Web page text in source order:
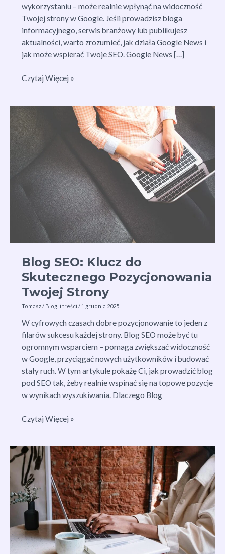
wykorzystaniu – może realnie wpłynąć na widoczność
Twojej strony w Google. Jeśli prowadzisz bloga
informacyjnego, serwis branżowy lub publikujesz
aktualności, warto zrozumieć, jak działa Google News i
jak może wspierać Twoje SEO. Google News […]
Jak
Blog
Wpływa
na
Pozycjonowanie
Stron
Internetowych
Czytaj Więcej »
Blog SEO: Klucz do
Skutecznego Pozycjonowania
Twojej Strony
Tomasz/ Blogi i treści / 1 grudnia 2025
W cyfrowych czasach dobre pozycjonowanie to jeden z
filarów sukcesu każdej strony. Blog SEO może być tu
ogromnym wsparciem – pomaga zwiększać widoczność
w Google, przyciągać nowych użytkowników i budować
stały ruch. W tym artykule pokażę Ci, jak prowadzić blog
pod SEO tak, żeby realnie wspinać się na topowe pozycje
w wynikach wyszukiwania. Dlaczego Blog
Blog
do
Skutecznego
Pozycjonowania
Twojej
Strony
Czytaj Więcej »